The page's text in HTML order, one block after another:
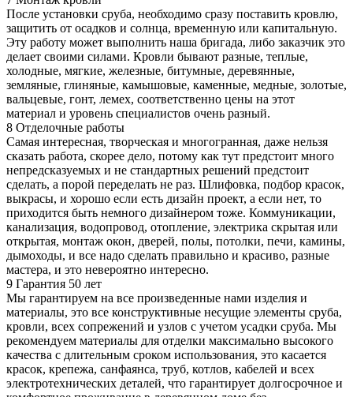
После установки сруба, необходимо сразу поставить кровлю,
защитить от осадков и солнца, временную или капитальную.
Эту работу может выполнить наша бригада, либо заказчик это
делает своими силами. Кровли бывают разные, теплые,
холодные, мягкие, железные, битумные, деревянные,
земляные, глиняные, камышовые, каменные, медные, золотые,
вальцевые, гонт, лемех, соответственно цены на этот
материал и уровень специалистов очень разный.
8 Отделочные работы
Самая интересная, творческая и многогранная, даже нельзя
сказать работа, скорее дело, потому как тут предстоит много
непредсказуемых и не стандартных решений предстоит
сделать, а порой переделать не раз. Шлифовка, подбор красок,
выкрасы, и хорошо если есть дизайн проект, а если нет, то
приходится быть немного дизайнером тоже. Коммуникации,
канализация, водопровод, отопление, электрика скрытая или
открытая, монтаж окон, дверей, полы, потолки, печи, камины,
дымоходы, и все надо сделать правильно и красиво, разные
мастера, и это невероятно интересно.
9 Гарантия 50 лет
Мы гарантируем на все произведенные нами изделия и
материалы, это все конструктивные несущие элементы сруба,
кровли, всех сопрежений и узлов с учетом усадки сруба. Мы
рекомендуем материалы для отделки максимально высокого
качества с длительным сроком использования, это касается
красок, крепежа, санфаянса, труб, котлов, кабелей и всех
электротехнических деталей, что гарантирует долгосрочное и